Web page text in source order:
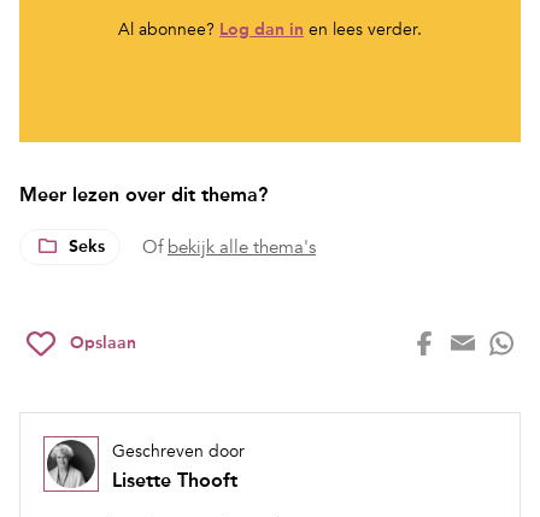
Al abonnee? Log dan in en lees verder.
Meer lezen over dit thema?
Seks Of bekijk alle thema's
Opslaan
Geschreven door
Lisette Thooft